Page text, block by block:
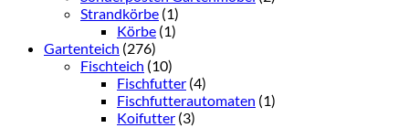
Strandkörbe (1)
Körbe (1)
Gartenteich (276)
Fischteich (10)
Fischfutter (4)
Fischfutterautomaten (1)
Koifutter (3)